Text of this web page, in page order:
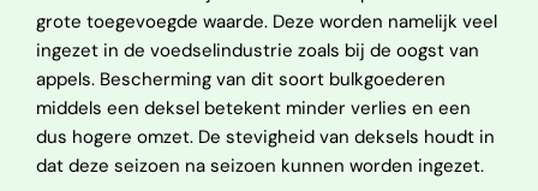
grote toegevoegde waarde. Deze worden namelijk veel
ingezet in de voedselindustrie zoals bij de oogst van
appels. Bescherming van dit soort bulkgoederen
middels een deksel betekent minder verlies en een
dus hogere omzet. De stevigheid van deksels houdt in
dat deze seizoen na seizoen kunnen worden ingezet.